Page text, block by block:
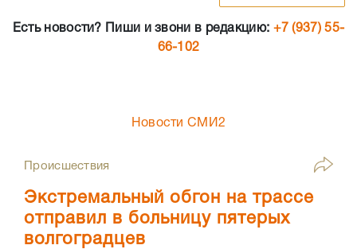
Есть новости? Пиши и звони в редакцию: +7 (937) 55-
66-102
Новости СМИ2
Происшествия
Экстремальный обгон на трассе
отправил в больницу пятерых
волгоградцев